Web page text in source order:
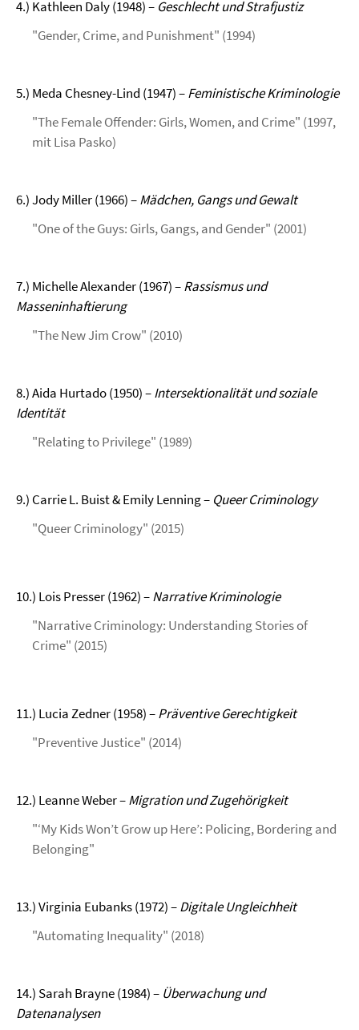
4.) Kathleen Daly (1948) – Geschlecht und Strafjustiz
"Gender, Crime, and Punishment" (1994)
5.) Meda Chesney-Lind (1947) –Feministische Kriminologie
"The Female Offender: Girls, Women, and Crime" (1997,
mit Lisa Pasko)
6.) Jody Miller (1966) –Mädchen, Gangs und Gewalt
"One of the Guys: Girls, Gangs, and Gender" (2001)
7.) Michelle Alexander (1967) –Rassismus und
Masseninhaftierung
"The New Jim Crow" (2010)
8.) Aida Hurtado (1950) –Intersektionalität und soziale
Identität
"Relating to Privilege" (1989)
9.) Carrie L. Buist & Emily Lenning – Queer Criminology
"Queer Criminology" (2015)
10.) Lois Presser (1962) –Narrative Kriminologie
"Narrative Criminology: Understanding Stories of
Crime" (2015)
11.) Lucia Zedner (1958) –Präventive Gerechtigkeit
"Preventive Justice" (2014)
12.) Leanne Weber –Migration und Zugehörigkeit
"‘My Kids Won’t Grow up Here’: Policing, Bordering and
Belonging"
13.) Virginia Eubanks (1972) –Digitale Ungleichheit
"Automating Inequality" (2018)
14.) Sarah Brayne (1984) – Überwachung und
Datenanalysen